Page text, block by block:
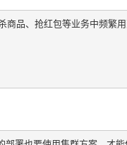
商品、抢红包等业务中频